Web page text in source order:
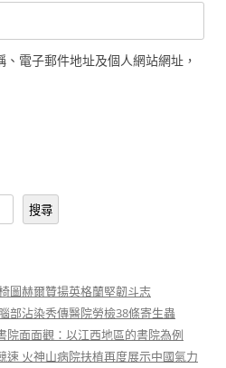
、電子郵件地址及個人網站網址，
搜尋
圖赫爾贊揚英格蘭堅韌斗志
部沾染秀傳醫院勞檢38條寄生蟲
院面面觀：以江西地區的書院為例
速 火神山病院扶植再度展示中國氣力